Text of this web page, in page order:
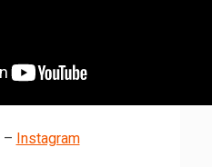
– Instagram